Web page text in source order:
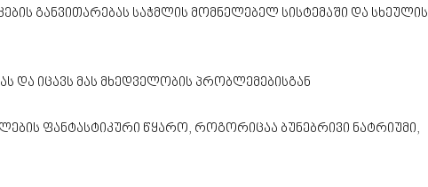
განვითარებას საჭმლის მომნელებელ სისტემაში და სხეულის
და იცავს მას მხედველობის პრობლემებისგან
ფანტასტიკური წყარო, როგორიცაა ბუნებრივი ნატრიუმი,